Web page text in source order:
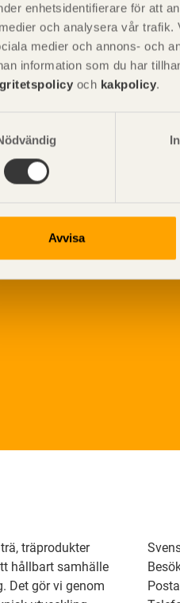
enhetsidentifierare för att
och analysera vår trafik.
medier och annons- och
information som du har
och kakpolicy.
Avvisa
är
för att
träprodukter
hållbart samhälle
Det gör vi genom